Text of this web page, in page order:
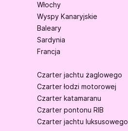
Włochy
Wyspy Kanaryjskie
Baleary
Sardynia
Francja
Czarter jachtu żaglowego
Czarter łodzi motorowej
Czarter katamaranu
Czarter pontonu RIB
Czarter jachtu luksusowego